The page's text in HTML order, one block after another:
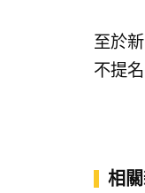
至於
不提
相